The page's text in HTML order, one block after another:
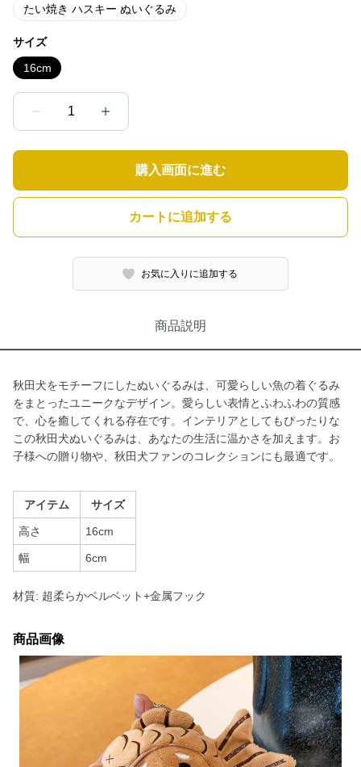
たい焼き ハスキー ぬいぐるみ
サイズ
16cm
1
購入画面に進む
カートに追加する
お気に入りに追加する
商品説明
秋田犬をモチーフにしたぬいぐるみは、可愛らしい魚の着ぐるみ
をまとったユニークなデザイン。愛らしい表情とふわふわの質感
で、心を癒してくれる存在です。インテリアとしてもぴったりな
この秋田犬ぬいぐるみは、あなたの生活に温かさを加えます。お
子様への贈り物や、秋田犬ファンのコレクションにも最適です。
アイテム サイズ
高さ 16cm
幅 6cm
材質: 超柔らかベルベット+金属フック
商品画像